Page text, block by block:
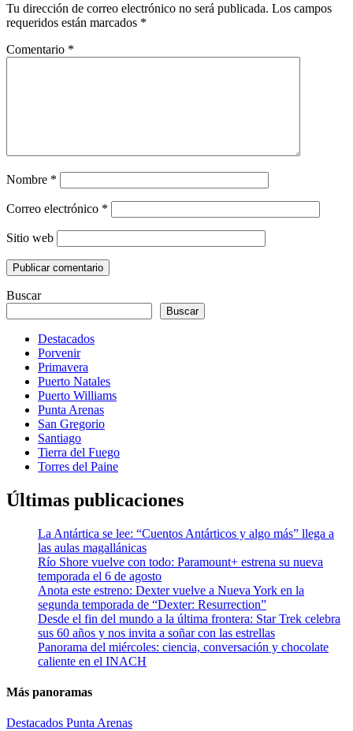
Tu dirección de correo electrónico no será publicada. Los campos
requeridos están marcados *
Comentario *
Nombre *
Correo electrónico *
Sitio web
Buscar
Buscar
Destacados
Porvenir
Primavera
Puerto Natales
Puerto Williams
Punta Arenas
San Gregorio
Santiago
Tierra del Fuego
Torres del Paine
Últimas publicaciones
La Antártica se lee: “Cuentos Antárticos y algo más” llega a
las aulas magallánicas
Río Shore vuelve con todo: Paramount+ estrena su nueva
temporada el 6 de agosto
Anota este estreno: Dexter vuelve a Nueva York en la
segunda temporada de “Dexter: Resurrection”
Desde el fin del mundo a la última frontera: Star Trek celebra
sus 60 años y nos invita a soñar con las estrellas
Panorama del miércoles: ciencia, conversación y chocolate
caliente en el INACH
Más panoramas
Destacados Punta Arenas